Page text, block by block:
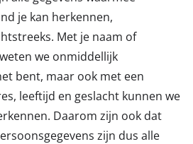
je kan herkennen,
Met je naam of
we onmiddellijk
bent, maar ook met een
leeftijd en geslacht kunnen we
Daarom zijn ook dat
zijn dus alle